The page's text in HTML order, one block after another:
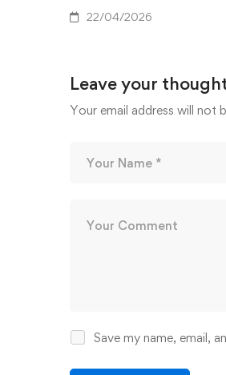
22/04/2026
Leave your
Your email address will not
Save my name, email,